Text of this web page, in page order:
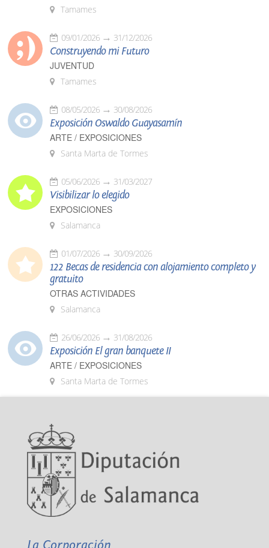
Tamames
09/01/2026 31/12/2026
Construyendo mi Futuro
JUVENTUD
Tamames
08/05/2026 30/08/2026
Exposición Oswaldo Guayasamín
ARTE / EXPOSICIONES
Santa Marta de Tormes
05/06/2026 31/03/2027
Visibilizar lo elegido
EXPOSICIONES
Salamanca
01/07/2026 30/09/2026
122 Becas de residencia con alojamiento completo y
gratuito
OTRAS ACTIVIDADES
Salamanca
26/06/2026 31/08/2026
Exposición El gran banquete II
ARTE / EXPOSICIONES
Santa Marta de Tormes